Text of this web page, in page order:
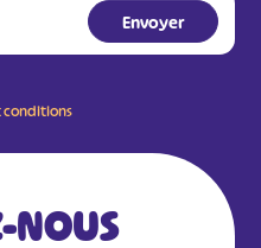
NOUS